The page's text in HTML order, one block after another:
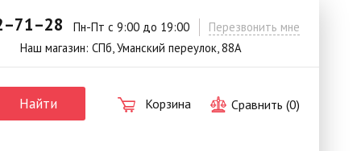
Пн-Пт с 9:00 до 19:00
Перезвонить мне
Наш магазин: СПб, Уманский переулок, 88А
Найти Корзина Сравнить (0)